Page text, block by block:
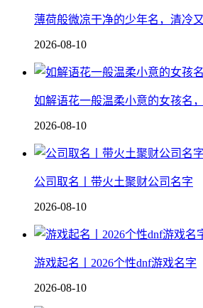
薄荷般微凉干净的少年名，清冷
2026-08-10
如解语花一般温柔小意的女孩名
2026-08-10
公司取名丨带火土聚财公司名字
2026-08-10
游戏起名丨2026个性dnf游戏名字
2026-08-10